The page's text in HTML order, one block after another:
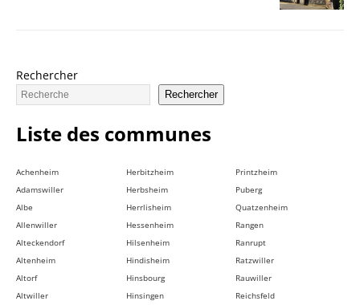
Rechercher
Rechercher
Liste des communes
Achenheim
Adamswiller
Albe
Allenwiller
Alteckendorf
Altenheim
Altorf
Altwiller
Herbitzheim
Herbsheim
Herrlisheim
Hessenheim
Hilsenheim
Hindisheim
Hinsbourg
Hinsingen
Printzheim
Puberg
Quatzenheim
Rangen
Ranrupt
Ratzwiller
Rauwiller
Reichsfeld